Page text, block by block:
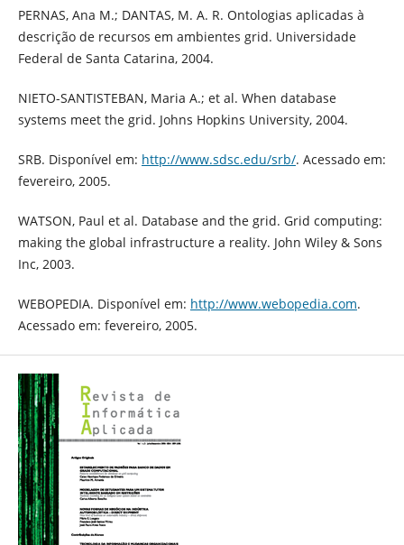
PERNAS, Ana M.; DANTAS, M. A. R. Ontologias aplicadas à
descrição de recursos em ambientes grid. Universidade
Federal de Santa Catarina, 2004.
NIETO-SANTISTEBAN, Maria A.; et al. When database
systems meet the grid. Johns Hopkins University, 2004.
SRB. Disponível em: http://www.sdsc.edu/srb/. Acessado em:
fevereiro, 2005.
WATSON, Paul et al. Database and the grid. Grid computing:
making the global infrastructure a reality. John Wiley & Sons
Inc, 2003.
WEBOPEDIA. Disponível em: http://www.webopedia.com.
Acessado em: fevereiro, 2005.